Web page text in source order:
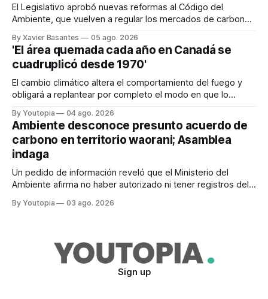
El Legislativo aprobó nuevas reformas al Código del
Ambiente, que vuelven a regular los mercados de carbono,
By Xavier Basantes 05 ago. 2026
'El área quemada cada año en Canadá se
cuadruplicó desde 1970'
El cambio climático altera el comportamiento del fuego y
obligará a replantear por completo el modo en que lo
By Youtopia 04 ago. 2026
Ambiente desconoce presunto acuerdo de
carbono en territorio waorani; Asamblea
indaga
Un pedido de información reveló que el Ministerio del
Ambiente afirma no haber autorizado ni tener registros del
By Youtopia 03 ago. 2026
Sign up